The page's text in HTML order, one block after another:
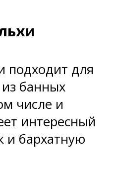
подходит для
банных
числе и
интересный
и бархатную